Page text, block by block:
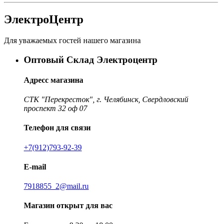
ЭлектроЦентр
Для уважаемых гостей нашего магазина
Оптовый Склад Электроцентр
Адресс магазина
СТК "Перекресток", г. Челябинск, Свердловский
проспект 32 оф 07
Телефон для связи
+7(912)793-92-39
E-mail
7918855_2@mail.ru
Магазин открыт для вас